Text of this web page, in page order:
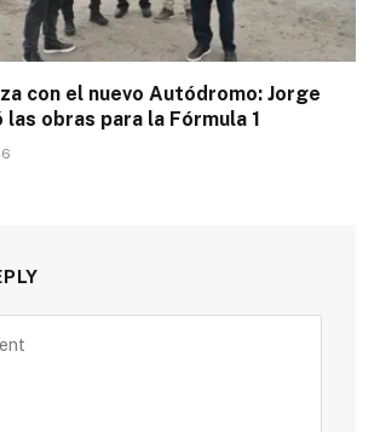
con el nuevo Autódromo: Jorge
obras para la Fórmula 1